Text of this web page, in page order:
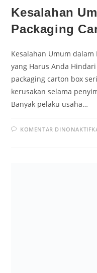
Kesalahan
Packaging
Kesalahan Umum
yang Harus Anda
packaging carton box
kerusakan selama
Banyak pelaku usaha…
KOMENTAR